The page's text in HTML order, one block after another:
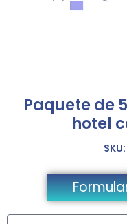
Paquete de
hotel
SKU: